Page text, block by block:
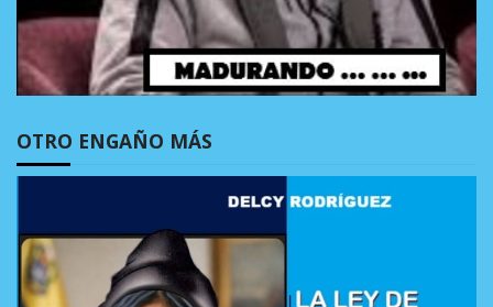
OTRO ENGAÑO MÁS